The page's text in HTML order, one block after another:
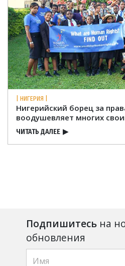
| НИГЕРИЯ |
Нигерийский борец за
воодушевляет многих
ЧИТАТЬ ДАЛЕЕ ▶
Подпишитесь на
обновления